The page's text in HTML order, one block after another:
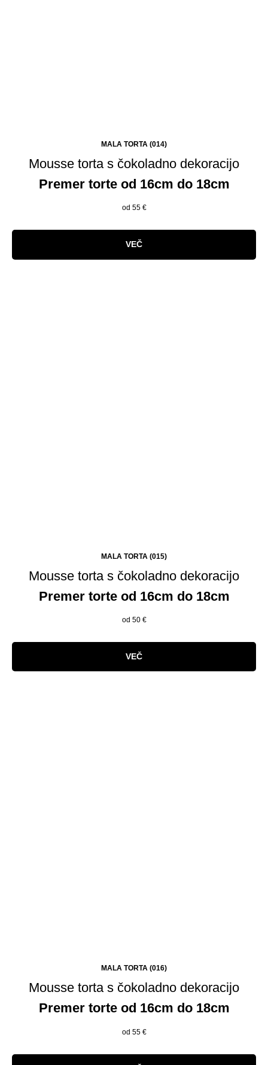
MALA TORTA (014)
Mousse torta s čokoladno dekoracijo
Premer torte od 16cm do 18cm
od 55 €
VEČ
MALA TORTA (015)
Mousse torta s čokoladno dekoracijo
Premer torte od 16cm do 18cm
od 50 €
VEČ
MALA TORTA (016)
Mousse torta s čokoladno dekoracijo
Premer torte od 16cm do 18cm
od 55 €